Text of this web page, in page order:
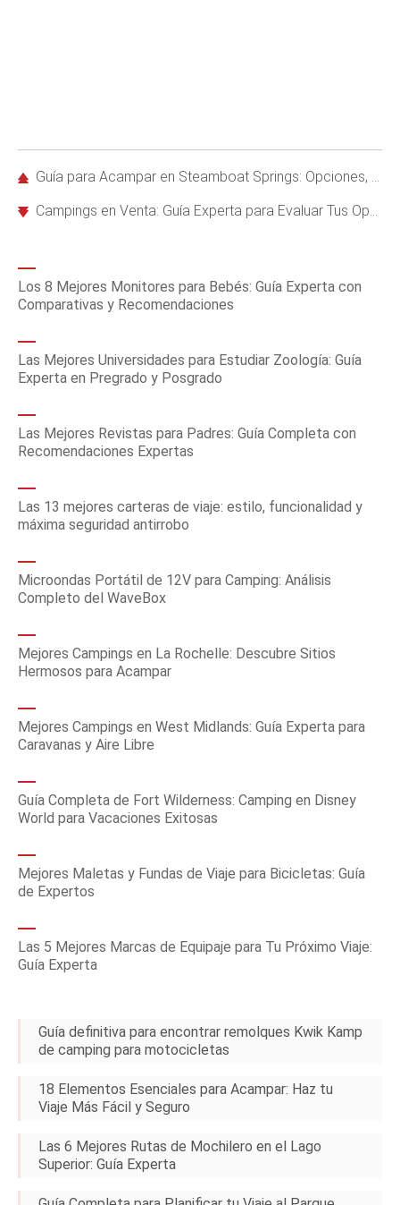
Guía para Acampar en Steamboat Springs: Opciones, Actividades y Consejos Prácticos
Campings en Venta: Guía Experta para Evaluar Tus Opciones de Inversión
Los 8 Mejores Monitores para Bebés: Guía Experta con
Comparativas y Recomendaciones
Las Mejores Universidades para Estudiar Zoología: Guía
Experta en Pregrado y Posgrado
Las Mejores Revistas para Padres: Guía Completa con
Recomendaciones Expertas
Las 13 mejores carteras de viaje: estilo, funcionalidad y
máxima seguridad antirrobo
Microondas Portátil de 12V para Camping: Análisis
Completo del WaveBox
Mejores Campings en La Rochelle: Descubre Sitios
Hermosos para Acampar
Mejores Campings en West Midlands: Guía Experta para
Caravanas y Aire Libre
Guía Completa de Fort Wilderness: Camping en Disney
World para Vacaciones Exitosas
Mejores Maletas y Fundas de Viaje para Bicicletas: Guía
de Expertos
Las 5 Mejores Marcas de Equipaje para Tu Próximo Viaje:
Guía Experta
Guía definitiva para encontrar remolques Kwik Kamp
de camping para motocicletas
18 Elementos Esenciales para Acampar: Haz tu
Viaje Más Fácil y Seguro
Las 6 Mejores Rutas de Mochilero en el Lago
Superior: Guía Experta